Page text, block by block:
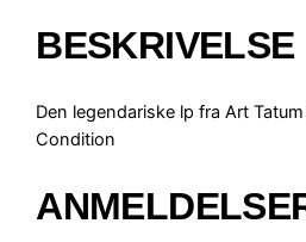
m
u
M
BESKRIVELSE
Den legendariske lp fra Art
Condition